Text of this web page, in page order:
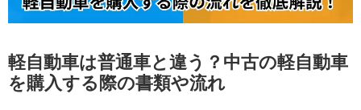
軽自動車は普通車と違う？中古の軽自動車
を購入する際の書類や流れ